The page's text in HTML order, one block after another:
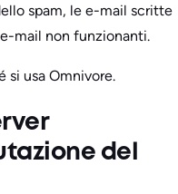
spam, le e-mail scritte
mail non funzionanti.
si usa Omnivore.
del